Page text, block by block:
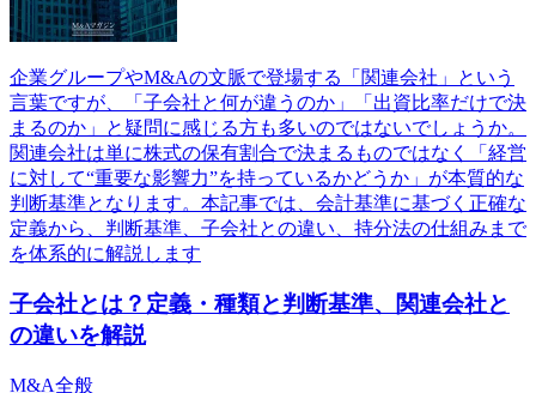
企業グループやM&Aの文脈で登場する「関連会社」という
言葉ですが、「子会社と何が違うのか」「出資比率だけで決
まるのか」と疑問に感じる方も多いのではないでしょうか。
関連会社は単に株式の保有割合で決まるものではなく「経営
に対して“重要な影響力”を持っているかどうか」が本質的な
判断基準となります。本記事では、会計基準に基づく正確な
定義から、判断基準、子会社との違い、持分法の仕組みまで
を体系的に解説します
子会社とは？定義・種類と判断基準、関連会社と
の違いを解説
M&A全般